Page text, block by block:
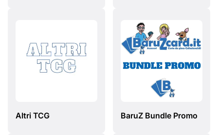
Altri TCG BaruZ Bundle Promo